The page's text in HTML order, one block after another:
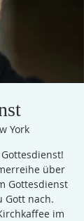
York
über
Gottesdienst
Gott nach.
im